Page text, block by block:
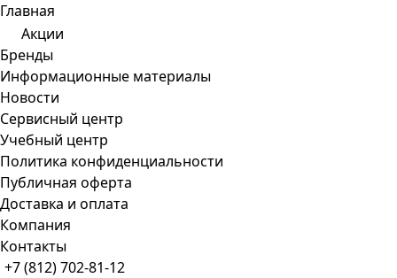
Главная
Акции
Бренды
Информационные материалы
Новости
Сервисный центр
Учебный центр
Политика конфиденциальности
Публичная оферта
Доставка и оплата
Компания
Контакты
+7 (812) 702-81-12